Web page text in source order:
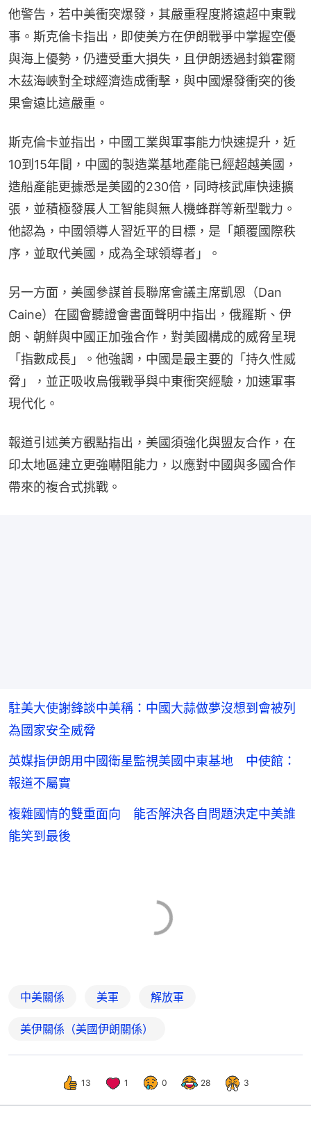
他警告，若中美衝突爆發，其嚴重程度將遠超中東戰
事。斯克倫卡指出，即使美方在伊朗戰爭中掌握空優
與海上優勢，仍遭受重大損失，且伊朗透過封鎖霍爾
木茲海峽對全球經濟造成衝擊，與中國爆發衝突的後
果會遠比這嚴重。
斯克倫卡並指出，中國工業與軍事能力快速提升，近
10到15年間，中國的製造業基地產能已經超越美國，
造船產能更據悉是美國的230倍，同時核武庫快速擴
張，並積極發展人工智能與無人機蜂群等新型戰力。
他認為，中國領導人習近平的目標，是「顛覆國際秩
序，並取代美國，成為全球領導者」。
另一方面，美國參謀首長聯席會議主席凱恩（Dan
Caine）在國會聽證會書面聲明中指出，俄羅斯、伊
朗、朝鮮與中國正加強合作，對美國構成的威脅呈現
「指數成長」。他強調，中國是最主要的「持久性威
脅」，並正吸收烏俄戰爭與中東衝突經驗，加速軍事
現代化。
報道引述美方觀點指出，美國須強化與盟友合作，在
印太地區建立更強嚇阻能力，以應對中國與多國合作
帶來的複合式挑戰。
駐美大使謝鋒談中美稱：中國大蒜做夢沒想到會被列
為國家安全威脅
英媒指伊朗用中國衛星監視美國中東基地 中使館：
報道不屬實
複雜國情的雙重面向 能否解決各自問題決定中美誰
能笑到最後
中美關係 美軍 解放軍
美伊關係（美國伊朗關係）
13 1 0 28 3